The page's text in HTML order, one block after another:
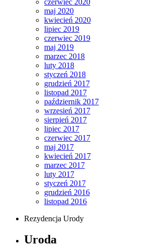
maj 2020
kwiecień 2020
lipiec 2019
czerwiec 2019
maj 2019
marzec 2018
luty 2018
styczeń 2018
grudzień 2017
listopad 2017
październik 2017
wrzesień 2017
sierpień 2017
lipiec 2017
czerwiec 2017
maj 2017
kwiecień 2017
marzec 2017
luty 2017
styczeń 2017
grudzień 2016
listopad 2016
Rezydencja Urody
Uroda